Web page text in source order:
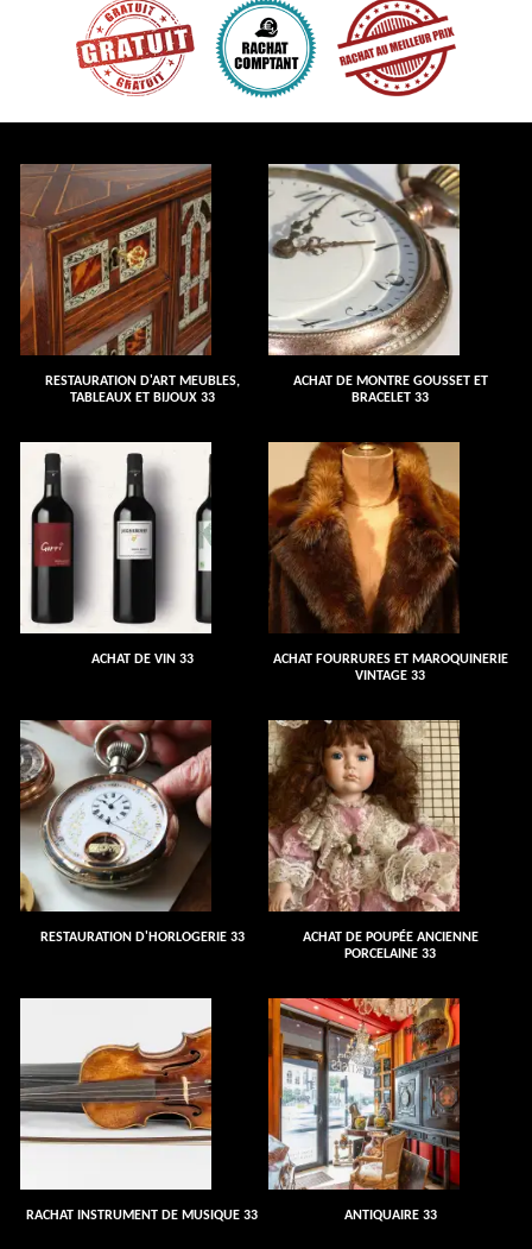
RESTAURATION D'ART MEUBLES,
TABLEAUX ET BIJOUX 33
ACHAT DE MONTRE GOUSSET ET
BRACELET 33
ACHAT DE VIN 33
ACHAT FOURRURES ET MAROQUINERIE
VINTAGE 33
RESTAURATION D'HORLOGERIE 33
ACHAT DE POUPÉE ANCIENNE
PORCELAINE 33
RACHAT INSTRUMENT DE MUSIQUE 33 ANTIQUAIRE 33